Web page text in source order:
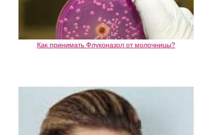
Как принимать Флуконазол от молочницы?